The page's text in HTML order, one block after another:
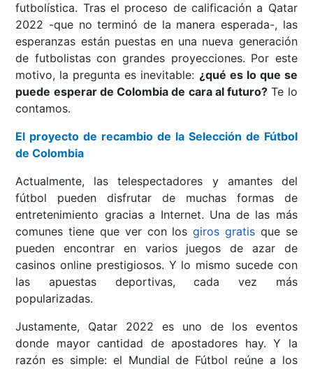
futbolística. Tras el proceso de calificación a Qatar
2022 -que no terminó de la manera esperada-, las
esperanzas están puestas en una nueva generación
de futbolistas con grandes proyecciones. Por este
motivo, la pregunta es inevitable: ¿qué es lo que se
puede esperar de Colombia de cara al futuro? Te lo
contamos.
El proyecto de recambio de la Selección de Fútbol
de Colombia
Actualmente, las telespectadores y amantes del
fútbol pueden disfrutar de muchas formas de
entretenimiento gracias a Internet. Una de las más
comunes tiene que ver con losgiros gratis que se
pueden encontrar en varios juegos de azar de
casinos online prestigiosos. Y lo mismo sucede con
las apuestas deportivas, cada vez más
popularizadas.
Justamente, Qatar 2022 es uno de los eventos
donde mayor cantidad de apostadores hay. Y la
razón es simple: el Mundial de Fútbol reúne a los